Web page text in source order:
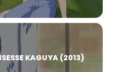
KAGUYA (2013)